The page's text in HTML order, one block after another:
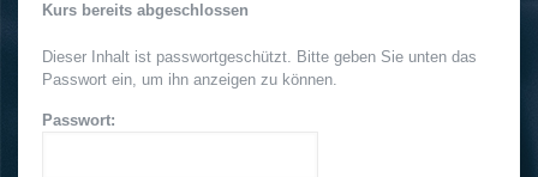
Kurs bereits abgeschlossen
Dieser Inhalt ist passwortgeschützt. Bitte geben Sie unten das
Passwort ein, um ihn anzeigen zu können.
Passwort: